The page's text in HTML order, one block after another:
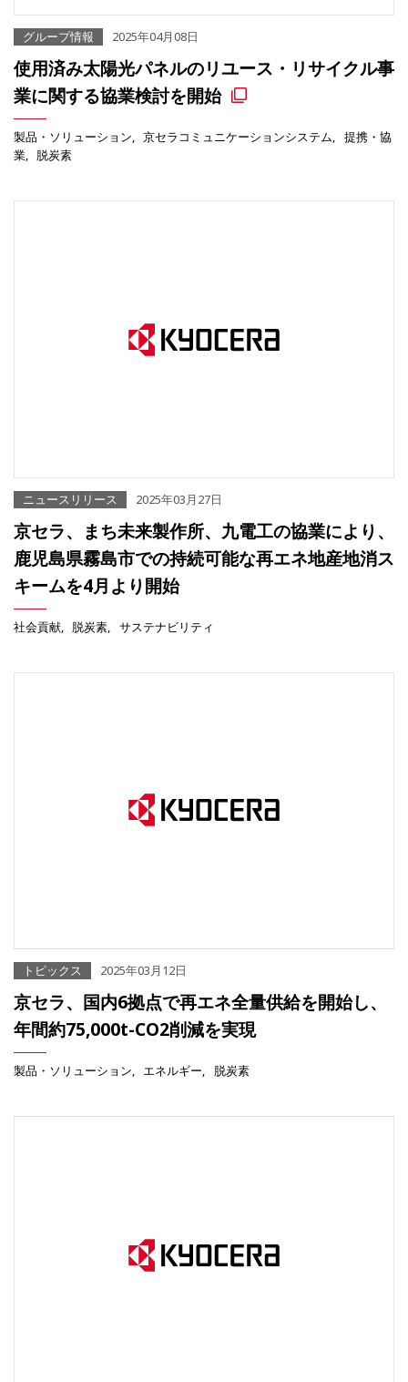
グループ情報 2025年04月08日
使用済み太陽光パネルのリユース・リサイクル事
業に関する協業検討を開始
製品・ソリューション 京セラコミュニケーションシステム
提携・協
業
脱炭素
ニュースリリース 2025年03月27日
京セラ、まち未来製作所、九電工の協業により、
鹿児島県霧島市での持続可能な再エネ地産地消ス
キームを4月より開始
社会貢献 脱炭素 サステナビリティ
トピックス 2025年03月12日
京セラ、国内6拠点で再エネ全量供給を開始し、
年間約75,000t-CO2削減を実現
製品・ソリューション エネルギー 脱炭素